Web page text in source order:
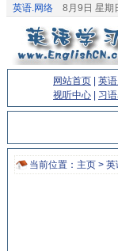
英语.网络 8月9日 星期
网站首页 英
视听中心
习
当前位置： 主页 > 英